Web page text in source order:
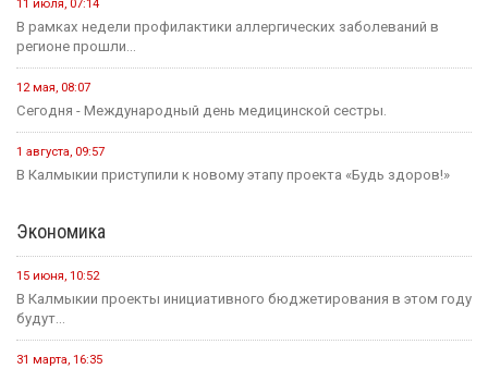
11 июля, 07:14
В рамках недели профилактики аллергических заболеваний в
регионе прошли...
12 мая, 08:07
Сегодня - Международный день медицинской сестры.
1 августа, 09:57
В Калмыкии приступили к новому этапу проекта «Будь здоров!»
Экономика
15 июня, 10:52
В Калмыкии проекты инициативного бюджетирования в этом году
будут...
31 марта, 16:35